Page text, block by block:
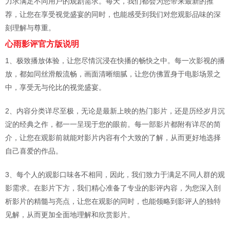
荐，让您在享受视觉盛宴的同时，也能感受到我们对您观影品味的深
刻理解与尊重。
心雨影评官方版说明
1、极致播放体验，让您尽情沉浸在快播的畅快之中。每一次影视的播
放，都如同丝滑般流畅，画面清晰细腻，让您仿佛置身于电影场景之
中，享受无与伦比的视觉盛宴。
2、内容分类详尽至极，无论是最新上映的热门影片，还是历经岁月沉
淀的经典之作，都一一呈现于您的眼前。每一部影片都附有详尽的简
介，让您在观影前就能对影片内容有个大致的了解，从而更好地选择
自己喜爱的作品。
3、每个人的观影口味各不相同，因此，我们致力于满足不同人群的观
影需求。在影片下方，我们精心准备了专业的影评内容，为您深入剖
析影片的精髓与亮点，让您在观影的同时，也能领略到影评人的独特
见解，从而更加全面地理解和欣赏影片。